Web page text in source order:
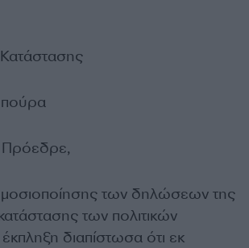
Πρόεδρε,
των δηλώσεων της
των πολιτικών
διαπίστωσα ότι εκ